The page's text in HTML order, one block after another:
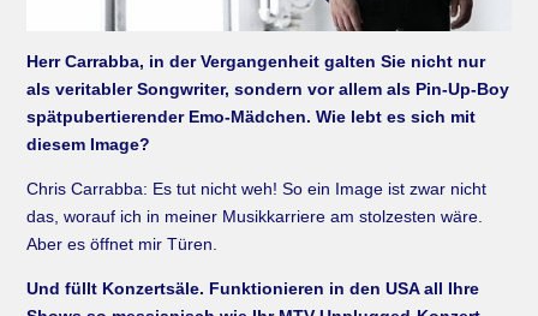
Herr Carrabba, in der Vergangenheit galten Sie nicht nur
als veritabler Songwriter, sondern vor allem als Pin-Up-Boy
spätpubertierender Emo-Mädchen. Wie lebt es sich mit
diesem Image?
Chris Carrabba: Es tut nicht weh! So ein Image ist zwar nicht
das, worauf ich in meiner Musikkarriere am stolzesten wäre.
Aber es öffnet mir Türen.
Und füllt Konzertsäle. Funktionieren in den USA all Ihre